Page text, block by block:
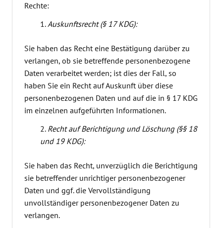
Rechte:
Auskunftsrecht (§ 17 KDG):
Sie haben das Recht eine Bestätigung darüber zu
verlangen, ob sie betreffende personenbezogene
Daten verarbeitet werden; ist dies der Fall, so
haben Sie ein Recht auf Auskunft über diese
personenbezogenen Daten und auf die in § 17 KDG
im einzelnen aufgeführten Informationen.
Recht auf Berichtigung und Löschung (§§ 18
und 19 KDG):
Sie haben das Recht, unverzüglich die Berichtigung
sie betreffender unrichtiger personenbezogener
Daten und ggf. die Vervollständigung
unvollständiger personenbezogener Daten zu
verlangen.